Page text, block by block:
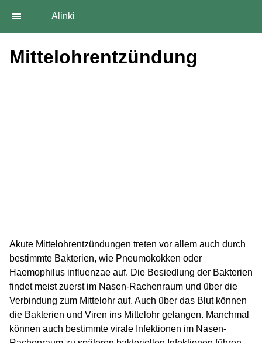
Alinki
Mittelohrentzündung
Akute Mittelohrentzündungen treten vor allem auch durch
bestimmte Bakterien, wie Pneumokokken oder
Haemophilus influenzae auf. Die Besiedlung der Bakterien
findet meist zuerst im Nasen-Rachenraum und über die
Verbindung zum Mittelohr auf. Auch über das Blut können
die Bakterien und Viren ins Mittelohr gelangen. Manchmal
können auch bestimmte virale Infektionen im Nasen-